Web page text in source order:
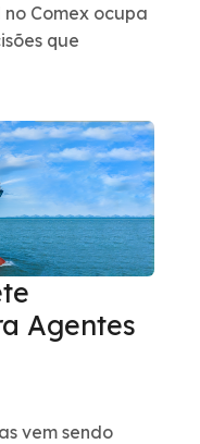
Comex ocupa
que
Agentes
vem sendo